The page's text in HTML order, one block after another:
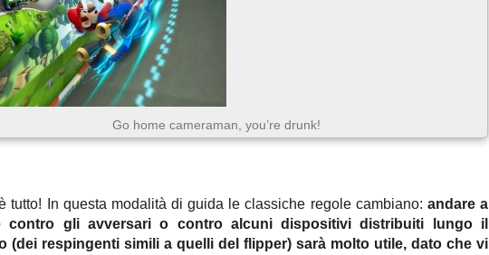
Go home cameraman, you’re drunk!
tutto! In questa modalità di guida le classiche regole cambiano: andare a
contro gli avversari o contro alcuni dispositivi distribuiti lungo il
(dei respingenti simili a quelli del flipper) sarà molto utile, dato che vi